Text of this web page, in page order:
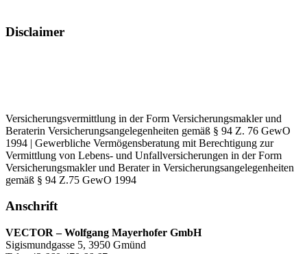
Disclaimer
Versicherungsvermittlung in der Form Versicherungsmakler und
Beraterin Versicherungsangelegenheiten gemäß § 94 Z. 76 GewO
1994 | Gewerbliche Vermögensberatung mit Berechtigung zur
Vermittlung von Lebens- und Unfallversicherungen in der Form
Versicherungsmakler und Berater in Versicherungsangelegenheiten
gemäß § 94 Z.75 GewO 1994
Anschrift
VECTOR – Wolfgang Mayerhofer GmbH
Sigismundgasse 5, 3950 Gmünd